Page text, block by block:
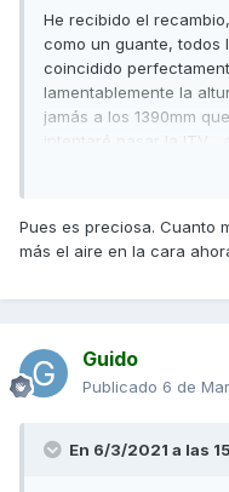
He recibido el
como un guante, todos
coincidido
lamentablemente la
jamás a los 1390mm
intentaré pasar la ITV ,
les dejo unas fotitos
Pues es preciosa. Cuanto
más el aire en la cara
Guido
Publicado 6 de
En 6/3/2021 a las